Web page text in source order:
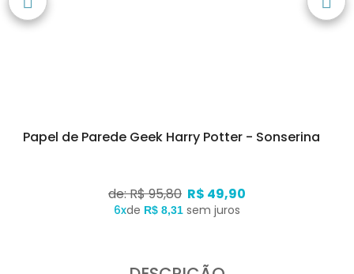
Papel de Parede Geek Harry Potter - Sonserina
de: R$ 95,80 R$ 49,90
6xde R$ 8,31 sem juros